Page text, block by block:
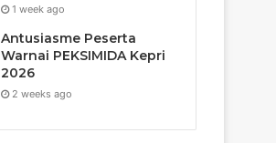
1 week ago
Antusiasme Peserta
Warnai PEKSIMIDA Kepri
2026
2 weeks ago